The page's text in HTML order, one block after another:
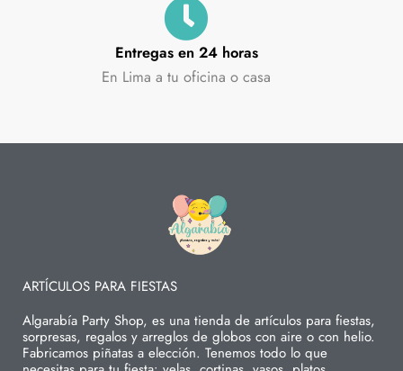
Entregas en 24 horas
En Lima a tu oficina o casa
ARTÍCULOS PARA FIESTAS
Algarabía Party Shop, es una tienda de artículos para fiestas,
sorpresas, regalos y arreglos de globos con aire o con helio.
Fabricamos piñatas a elección. Tenemos todo lo que